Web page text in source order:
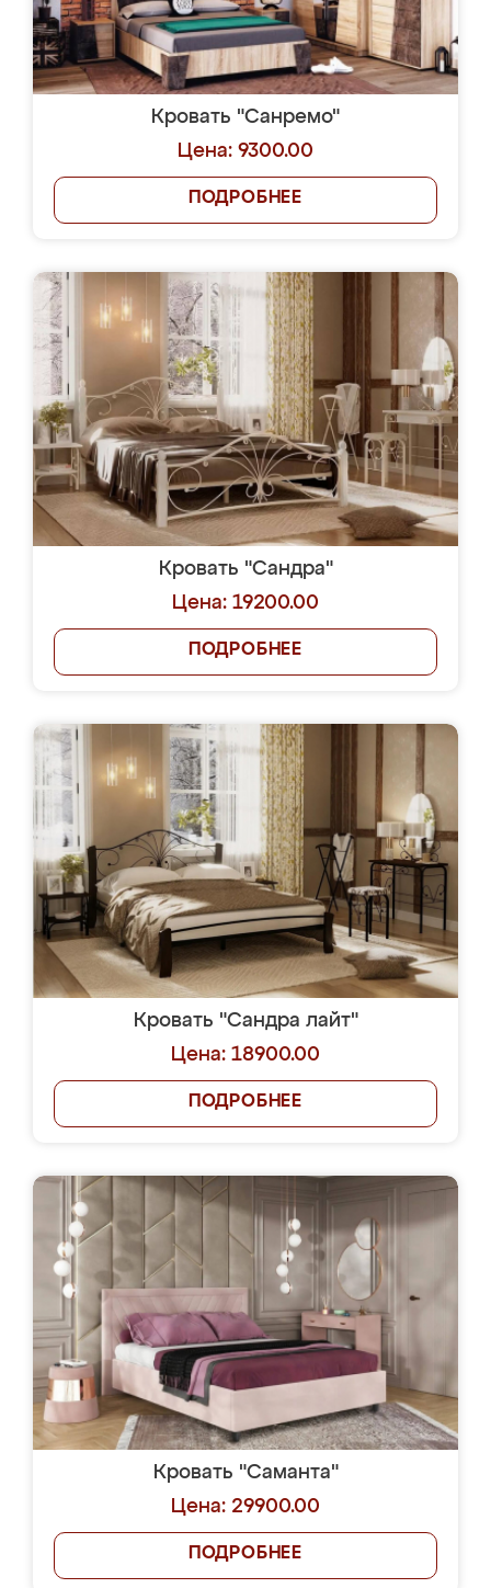
Кровать "Санремо"
Цена: 9300.00
ПОДРОБНЕЕ
Кровать "Сандра"
Цена: 19200.00
ПОДРОБНЕЕ
Кровать "Сандра лайт"
Цена: 18900.00
ПОДРОБНЕЕ
Кровать "Саманта"
Цена: 29900.00
ПОДРОБНЕЕ